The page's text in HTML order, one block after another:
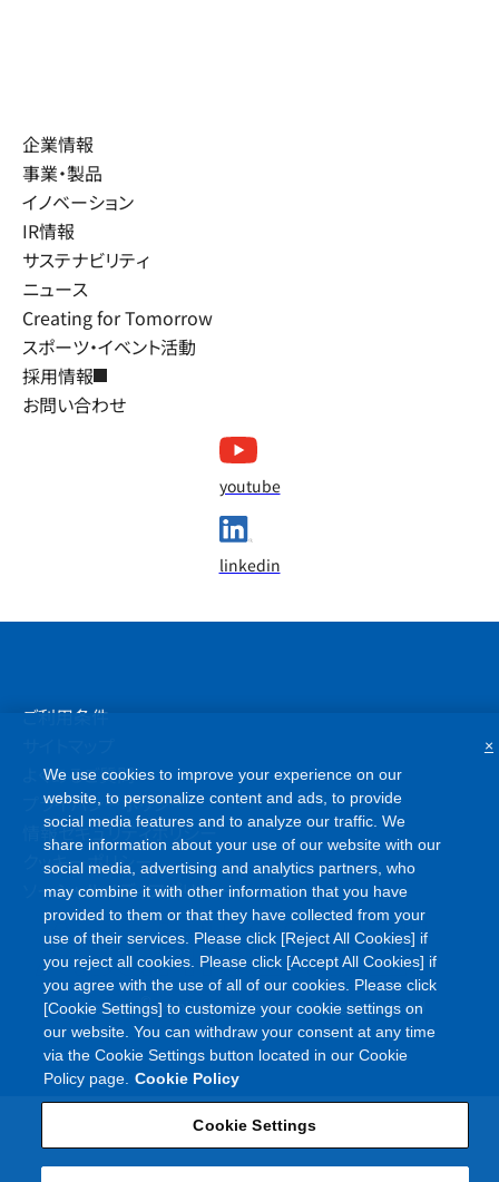
企業情報
事業・製品
イノベーション
IR情報
サステナビリティ
ニュース
Creating for Tomorrow
スポーツ・イベント活動
採用情報
お問い合わせ
youtube
linkedin
ご利用条件
よくあるご質問
プライバシーポリシー
情報セキュリティポリシー
クッキーポリシー
ソーシャルメディアポリシー
Copyright Asahi Kasei Corporation. All rights reserved
We use cookies to improve your experience on our
website, to personalize content and ads, to provide
social media features and to analyze our traffic. We
share information about your use of our website with our
social media, advertising and analytics partners, who
may combine it with other information that you have
provided to them or that they have collected from your
use of their services. Please click [Reject All Cookies] if
you reject all cookies. Please click [Accept All Cookies] if
you agree with the use of all of our cookies. Please click
[Cookie Settings] to customize your cookie settings on
our website. You can withdraw your consent at any time
via the Cookie Settings button located in our Cookie
Policy page. Cookie Policy
Cookie Settings
×